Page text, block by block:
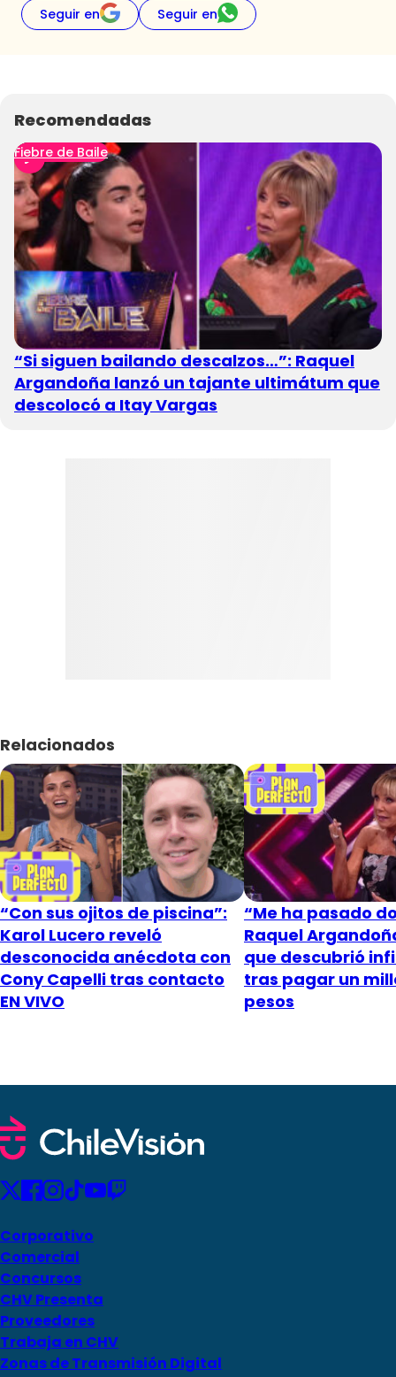
Seguir en Seguir en
Recomendadas
Fiebre de Baile
“Si siguen bailando descalzos…”: Raquel
Argandoña lanzó un tajante ultimátum que
descolocó a Itay Vargas
Relacionados
“Con sus ojitos de piscina”:
Karol Lucero reveló
desconocida anécdota con
Cony Capelli tras contacto
EN VIVO
“Me ha pasado
Raquel
que descubrió
tras pagar un
pesos
Corporativo
Comercial
Concursos
CHV Presenta
Proveedores
Trabaja en CHV
Zonas de Transmisión Digital